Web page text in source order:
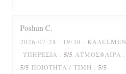
Poshun C
2026-07-28 - 19:30 -
ΥΠΗΡΕΣΊΑ : 5/5 ΑΤΜΌΣΦΑΙΡΑ :
5/5 ΠΟΙΌΤΗΤΑ / ΤΙΜΉ : 5/5